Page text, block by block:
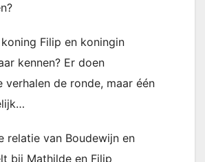
Filip en koningin
kennen? Er doen
verhalen de ronde, maar één
relatie van Boudewijn en
bij Mathilde en Filip